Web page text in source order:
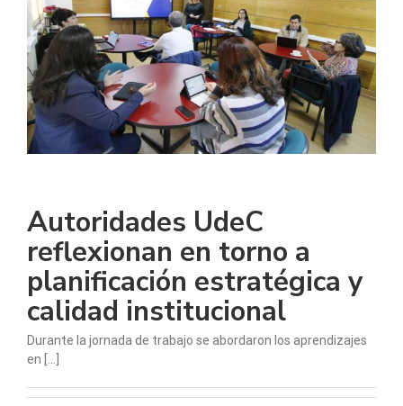
Autoridades UdeC
reflexionan en torno a
planificación estratégica y
calidad institucional
Durante la jornada de trabajo se abordaron los aprendizajes
en [...]